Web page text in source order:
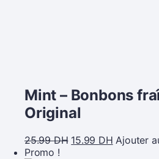
Mint – Bonbons
Original
25.99DH 15.99 DH Ajouter
Promo !